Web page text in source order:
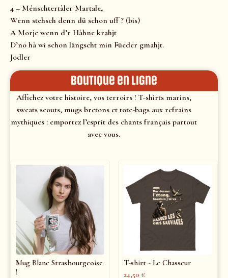
4 – Ménschtertàler Martale,
Wenn stehsch denn dü schon uff ? (bis)
A Morje wenn d’r Hàhne krahjt
D’no hà wi schon längscht min Füeder gmahjt.
Jodler
Boutique en ligne
Affichez votre histoire, vos terroirs ! T-shirts marins,
sweats scouts, mugs bretons et tote-bags aux refrains
mythiques : emportez l’esprit des chants français partout
avec vous.
Mug Blanc Strasbourgeoise
!
T-shirt - Le Chasseur
24,50 €